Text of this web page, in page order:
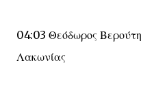
04:03 Θεόδωρος
Λακωνίας